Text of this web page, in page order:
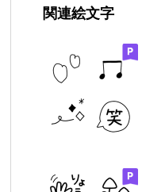
関連絵文字